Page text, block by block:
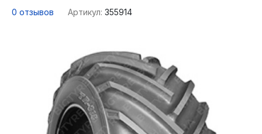
0 отзывов Артикул: 355914